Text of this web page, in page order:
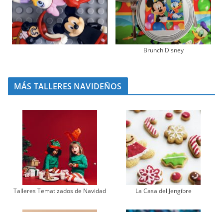
Brunch Disney
MÁS TALLERES NAVIDEÑOS
Talleres Tematizados de Navidad La Casa del Jengibre